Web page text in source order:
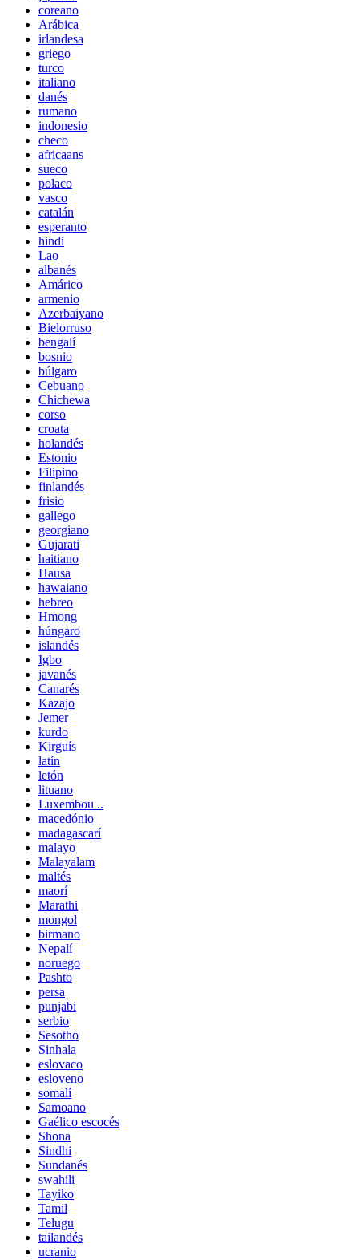
coreano
Arábica
irlandesa
griego
turco
italiano
danés
rumano
indonesio
checo
africaans
sueco
polaco
vasco
catalán
esperanto
hindi
Lao
albanés
Amárico
armenio
Azerbaiyano
Bielorruso
bengalí
bosnio
búlgaro
Cebuano
Chichewa
corso
croata
holandés
Estonio
Filipino
finlandés
frisio
gallego
georgiano
Gujarati
haitiano
Hausa
hawaiano
hebreo
Hmong
húngaro
islandés
Igbo
javanés
Canarés
Kazajo
Jemer
kurdo
Kirguís
latín
letón
lituano
Luxembou ..
macedónio
madagascarí
malayo
Malayalam
maltés
maorí
Marathi
mongol
birmano
Nepalí
noruego
Pashto
persa
punjabi
serbio
Sesotho
Sinhala
eslovaco
esloveno
somalí
Samoano
Gaélico escocés
Shona
Sindhi
Sundanés
swahili
Tayiko
Tamil
Telugu
tailandés
ucranio